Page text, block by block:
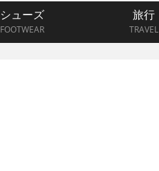
シューズ
FOOTWEAR
旅行
TRAVEL